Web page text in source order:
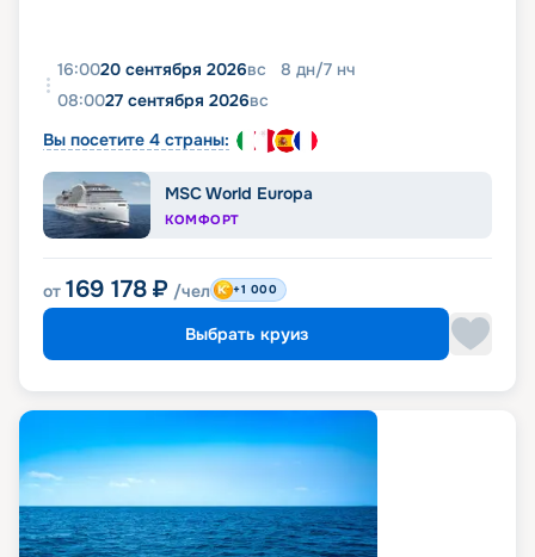
16:0020 сентября 2026вс 8 дн/7 нч
08:0027 сентября 2026вс
Вы посетите 4 страны:
MSC World Europa
КОМФОРТ
от 169 178 ₽ /чел +1 000
Выбрать круиз